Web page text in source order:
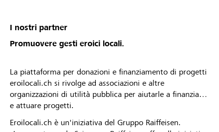
I nostri partner
Promuovere gesti eroici locali.
La piattaforma per donazioni e finanziamento di progetti
eroilocali.ch si rivolge ad associazioni e altre
organizzazioni di utilità pubblica per aiutarle a finanziare
e attuare progetti.
Eroilocali.ch è un'iniziativa del Gruppo Raiffeisen.